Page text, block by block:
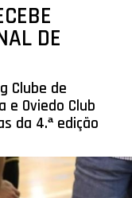
DE
Clube de
e Oviedo Club
da 4.ª edição